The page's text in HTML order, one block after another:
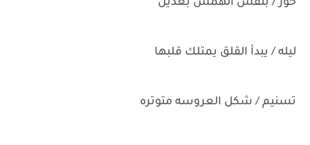
حور / بنفس الهمس بعدين
ليله / يبدأ القلق يمتلك قلبها
تسنيم / شكل العروسه متوتره